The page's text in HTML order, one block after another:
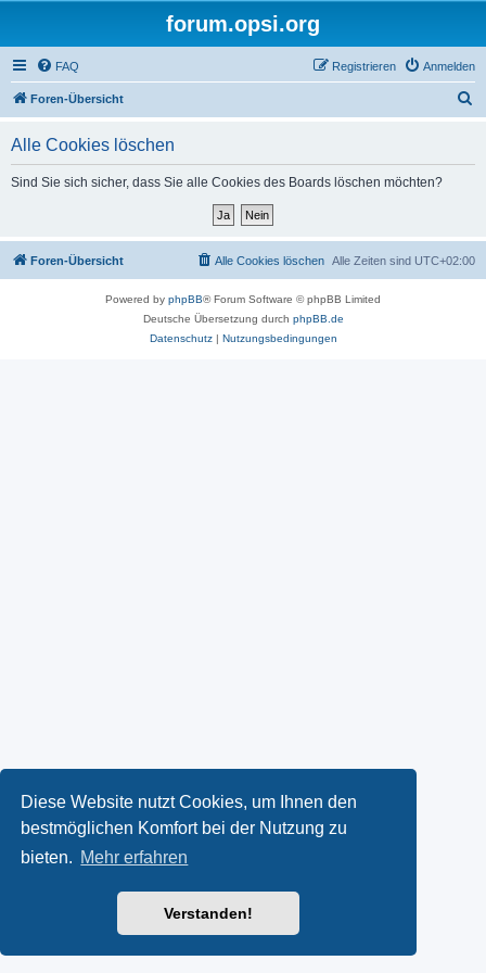
Diese Website nutzt Cookies, um Ihnen den
bestmöglichen Komfort bei der Nutzung zu
bieten. Mehr erfahren
Verstanden!
forum.opsi.org
FAQ Anmelden
Registrieren
Foren-Übersicht
Alle Cookies löschen
Sind Sie sich sicher, dass Sie alle Cookies des Boards löschen möchten?
Foren-Übersicht Alle Zeiten sind UTC+02:00
Alle Cookies löschen
Powered by phpBB® Forum Software © phpBB Limited
Deutsche Übersetzung durch phpBB.de
Datenschutz| Nutzungsbedingungen